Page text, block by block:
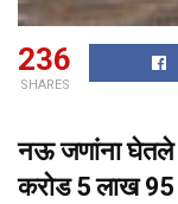
236
SHARES
नऊ जणांना घेतले
करोड 5 लाख 95